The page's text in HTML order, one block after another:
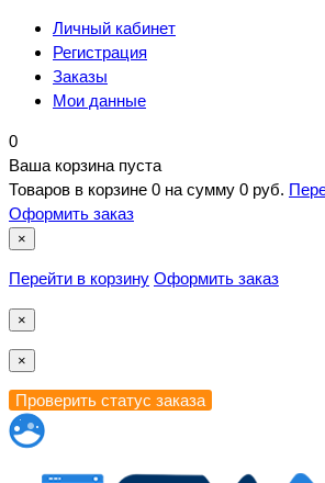
Личный кабинет
Регистрация
Заказы
Мои данные
0
Ваша корзина пуста
Товаров в корзине 0 на сумму 0 руб.
Оформить заказ
×
Перейти в корзину Оформить заказ
×
×